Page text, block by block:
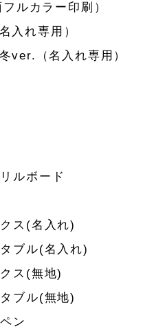
ルカラー印刷）
入れ専用）
ver.（名入れ専用）
ルボード
ス(名入れ)
ブル(名入れ)
ス(無地)
ブル(無地)
ン